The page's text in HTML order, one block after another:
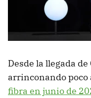
Desde la llegada
arrinconando poco
fibra en junio de